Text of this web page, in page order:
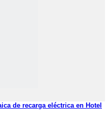
de recarga eléctrica en Hotel